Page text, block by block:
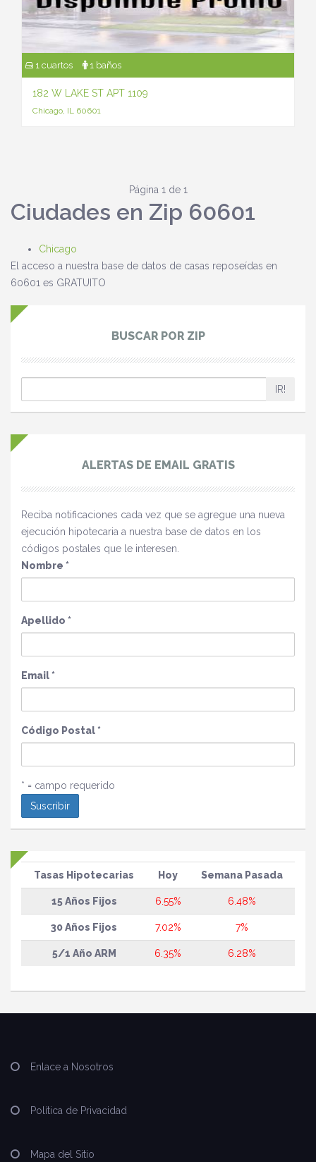
1 cuartos 1 baños
182 W LAKE ST APT 1109
Chicago, IL 60601
Página 1 de 1
Ciudades en Zip 60601
Chicago
El acceso a nuestra base de datos de casas reposeídas en
60601 es GRATUITO
BUSCAR POR ZIP
IR!
ALERTAS DE EMAIL GRATIS
Reciba notificaciones cada vez que se agregue una nueva
ejecución hipotecaria a nuestra base de datos en los
códigos postales que le interesen.
Nombre *
Apellido *
Email*
Código Postal*
* = campo requerido
Tasas Hipotecarias Hoy Semana Pasada
15 Años Fijos 6.55% 6.48%
30 Años Fijos 7.02% 7%
5/1 Año ARM 6.35% 6.28%
Enlace a Nosotros
Política de Privacidad
Mapa del Sitio